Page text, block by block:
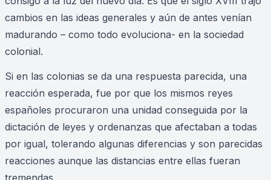
cambios en las ideas generales y aún de antes venían
madurando – como todo evoluciona- en la sociedad
colonial.
Si en las colonias se da una respuesta parecida, una
reacción esperada, fue por que los mismos reyes
españoles procuraron una unidad conseguida por la
dictación de leyes y ordenanzas que afectaban a todas
por igual, tolerando algunas diferencias y son parecidas
reacciones aunque las distancias entre ellas fueran